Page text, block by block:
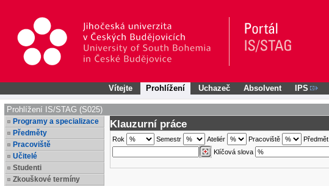
Vítejte Prohlížení Uchazeč Absolvent IPS
Prohlížení IS/STAG (S025)
Programy a specializace
Předměty
Pracoviště
Učitelé
Studenti
Zkouškové termíny
Klauzurní práce
Rok Semestr Ateliér Pracoviště Předmět
Klíčová slova